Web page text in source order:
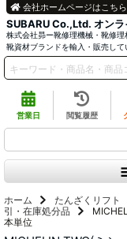
SUBARU Co.,Ltd. オンラ
株式会社昴ー靴修理機械・靴修
靴資材ブランドを輸入・販売して
会社ホームページはこち
営業日 閲覧履歴
ホーム たんざくリフト
引・在庫処分品
本単位